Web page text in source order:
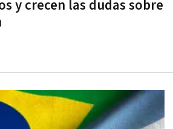
y crecen las dudas sobre